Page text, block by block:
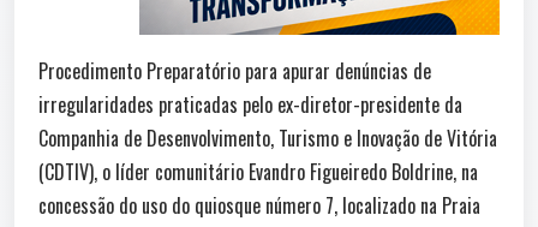
Procedimento Preparatório para apurar denúncias de
irregularidades praticadas pelo ex-diretor-presidente da
Companhia de Desenvolvimento, Turismo e Inovação de Vitória
(CDTIV), o líder comunitário Evandro Figueiredo Boldrine, na
concessão do uso do quiosque número 7, localizado na Praia